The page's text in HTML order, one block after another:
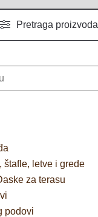
Pretraga proizvoda
štafle, letve i grede
za terasu
podovi